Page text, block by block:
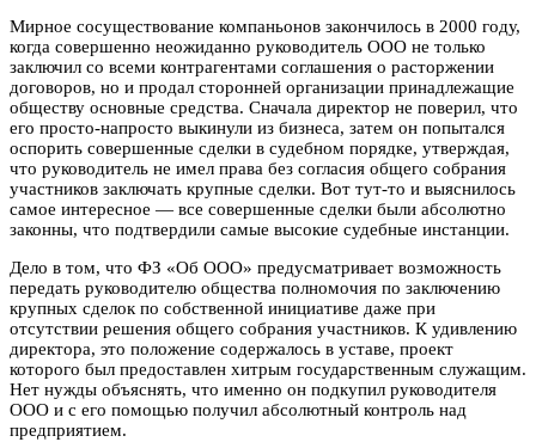
Мирное сосуществование компаньонов закончилось в 2000 году,
когда совершенно неожиданно руководитель ООО не только
заключил со всеми контрагентами соглашения о расторжении
договоров, но и продал сторонней организации принадлежащие
обществу основные средства. Сначала директор не поверил, что
его просто-напросто выкинули из бизнеса, затем он попытался
оспорить совершенные сделки в судебном порядке, утверждая,
что руководитель не имел права без согласия общего собрания
участников заключать крупные сделки. Вот тут-то и выяснилось
самое интересное — все совершенные сделки были абсолютно
законны, что подтвердили самые высокие судебные инстанции.
Дело в том, что ФЗ «Об ООО» предусматривает возможность
передать руководителю общества полномочия по заключению
крупных сделок по собственной инициативе даже при
отсутствии решения общего собрания участников. К удивлению
директора, это положение содержалось в уставе, проект
которого был предоставлен хитрым государственным служащим.
Нет нужды объяснять, что именно он подкупил руководителя
ООО и с его помощью получил абсолютный контроль над
предприятием.